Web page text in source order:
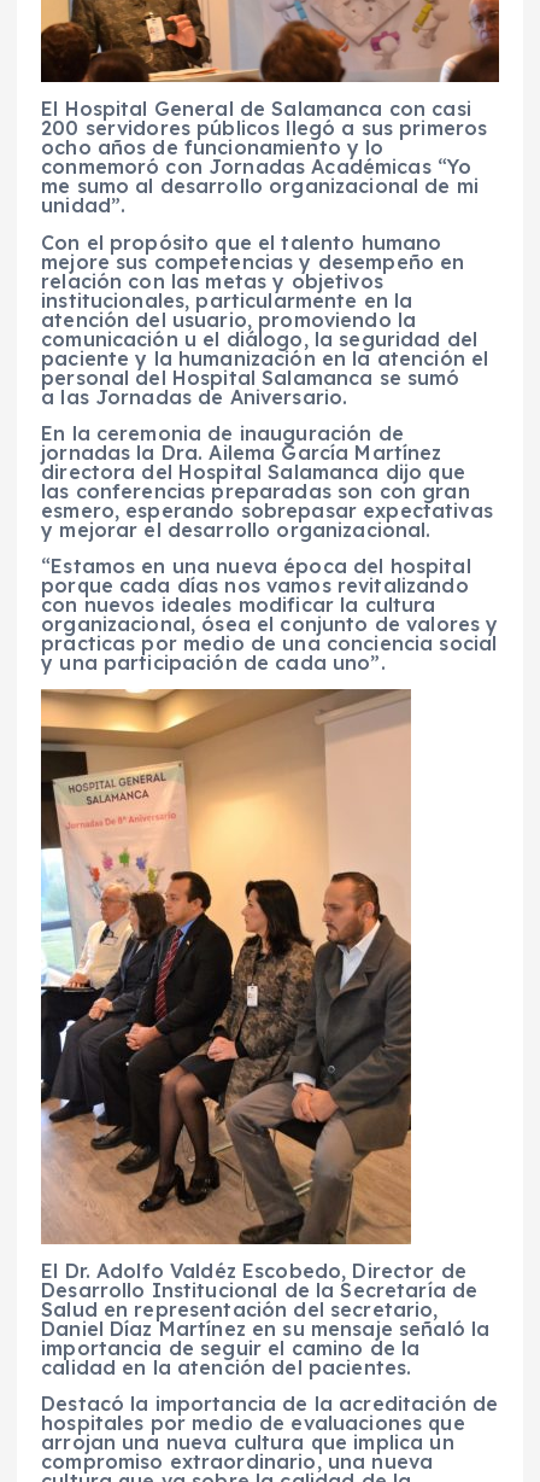
El Hospital General de Salamanca con casi
200 servidores públicos llegó a sus primeros
ocho años de funcionamiento y lo
conmemoró con Jornadas Académicas “Yo
me sumo al desarrollo organizacional de mi
unidad”.
Con el propósito que el talento humano
mejore sus competencias y desempeño en
relación con las metas y objetivos
institucionales, particularmente en la
atención del usuario, promoviendo la
comunicación u el diálogo, la seguridad del
paciente y la humanización en la atención el
personal del Hospital Salamanca se sumó
a las Jornadas de Aniversario.
En la ceremonia de inauguración de
jornadas la Dra. Ailema García Martínez
directora del Hospital Salamanca dijo que
las conferencias preparadas son con gran
esmero, esperando sobrepasar expectativas
y mejorar el desarrollo organizacional.
“Estamos en una nueva época del hospital
porque cada días nos vamos revitalizando
con nuevos ideales modificar la cultura
organizacional, ósea el conjunto de valores y
practicas por medio de una conciencia social
y una participación de cada uno”.
El Dr. Adolfo Valdéz Escobedo, Director de
Desarrollo Institucional de la Secretaría de
Salud en representación del secretario,
Daniel Díaz Martínez en su mensaje señaló la
importancia de seguir el camino de la
calidad en la atención del pacientes.
Destacó la importancia de la acreditación de
hospitales por medio de evaluaciones que
arrojan una nueva cultura que implica un
compromiso extraordinario, una nueva